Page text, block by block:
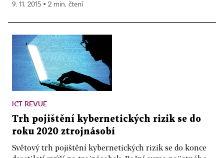
9. 11. 2015 ▪ 2 min. čtení
ICT REVUE
Trh pojištění kybernetických rizik se do
roku 2020 ztrojnásobí
Světový trh pojištění kybernetických rizik se do konce